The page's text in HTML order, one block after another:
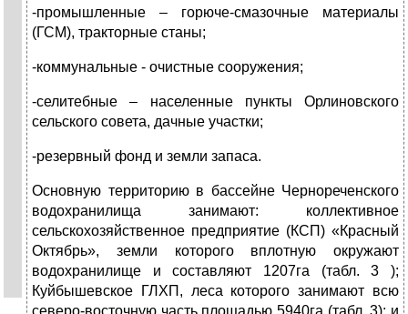
-промышленные – горюче-смазочные материалы
(ГСМ), тракторные станы;
-коммунальные - очистные сооружения;
-селитебные – населенные пункты Орлиновского
сельского совета, дачные участки;
-резервный фонд и земли запаса.
Основную территорию в бассейне Чернореченского
водохранилища занимают: коллективное
сельскохозяйственное предприятие (КСП) «Красный
Октябрь», земли которого вплотную окружают
водохранилище и составляют 1207га (табл. 3 );
Куйбышевское ГЛХП, леса которого занимают всю